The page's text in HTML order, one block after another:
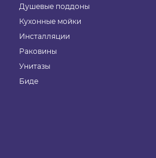
Душевые поддоны
Кухонные мойки
Инсталляции
Раковины
Унитазы
Биде